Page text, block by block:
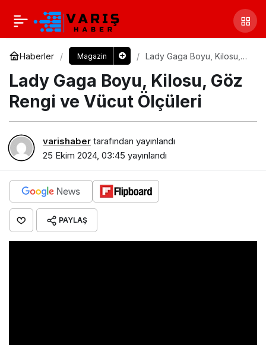
Haberler Magazin
Lady Gaga Boyu, Kilosu,
Ölçüleri
Lady Gaga Boyu, Kilosu, Göz
Rengi ve Vücut Ölçüleri
varishaber tarafından yayınlandı
25 Ekim 2024, 03:45 yayınlandı
PAYLAŞ